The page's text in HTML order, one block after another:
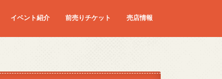
イベント紹介 前売りチケット 売店情報